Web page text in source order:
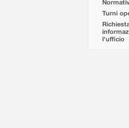
Turni
l'ufficio